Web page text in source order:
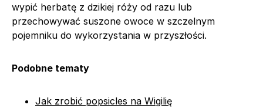
wypić herbatę z dzikiej róży od razu lub
przechowywać suszone owoce w szczelnym
pojemniku do wykorzystania w przyszłości.
Podobne tematy
Jak zrobić popsicles na Wigilię